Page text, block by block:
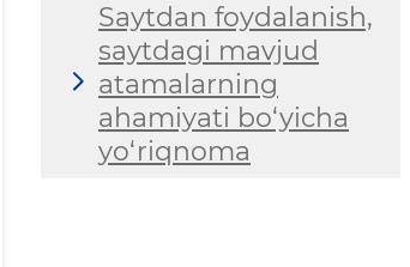
Saytdan foydalanish,
saytdagi mavjud
atamalarning
ahamiyati bo‘yicha
yo‘riqnoma